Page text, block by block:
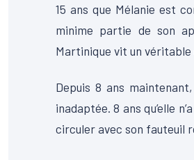
15 ans que Mélanie est
minime partie de son
Martinique vit un véritable
Depuis 8 ans
inadaptée. 8 ans qu’elle
circuler avec son fauteuil